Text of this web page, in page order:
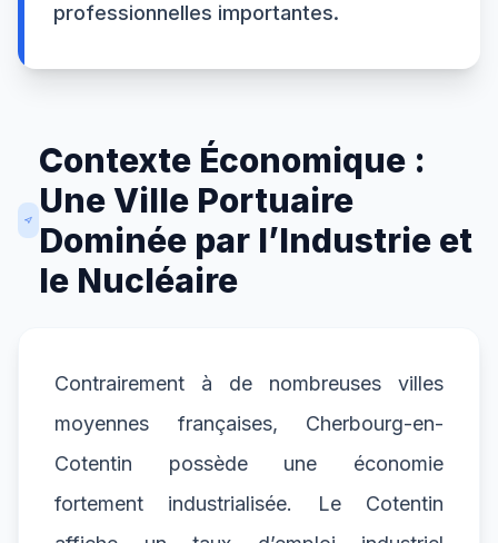
professionnelles importantes.
Contexte Économique :
Une Ville Portuaire
Dominée par l’Industrie et
le Nucléaire
Contrairement à de nombreuses villes
moyennes françaises, Cherbourg-en-
Cotentin possède une économie
fortement industrialisée. Le Cotentin